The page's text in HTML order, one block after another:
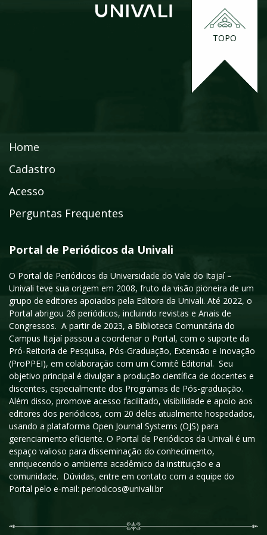
TOPO
Home
Cadastro
Acesso
Perguntas Frequentes
Portal de Periódicos da Univali
O Portal de Periódicos da Universidade do Vale do Itajaí –
Univali teve sua origem em 2008, fruto da visão pioneira de um
grupo de editores apoiados pela Editora da Univali. Até 2022, o
Portal abrigou 26 periódicos, incluindo revistas e Anais de
Congressos. A partir de 2023, a Biblioteca Comunitária do
Campus Itajaí passou a coordenar o Portal, com o suporte da
Pró-Reitoria de Pesquisa, Pós-Graduação, Extensão e Inovação
(ProPPEI), em colaboração com um Comitê Editorial. Seu
objetivo principal é divulgar a produção científica de docentes e
discentes, especialmente dos Programas de Pós-graduação.
Além disso, promove acesso facilitado, visibilidade e apoio aos
editores dos periódicos, com 20 deles atualmente hospedados,
usando a plataforma Open Journal Systems (OJS) para
gerenciamento eficiente. O Portal de Periódicos da Univali é um
espaço valioso para disseminação do conhecimento,
enriquecendo o ambiente acadêmico da instituição e a
comunidade. Dúvidas, entre em contato com a equipe do
Portal pelo e-mail: periodicos@univali.br